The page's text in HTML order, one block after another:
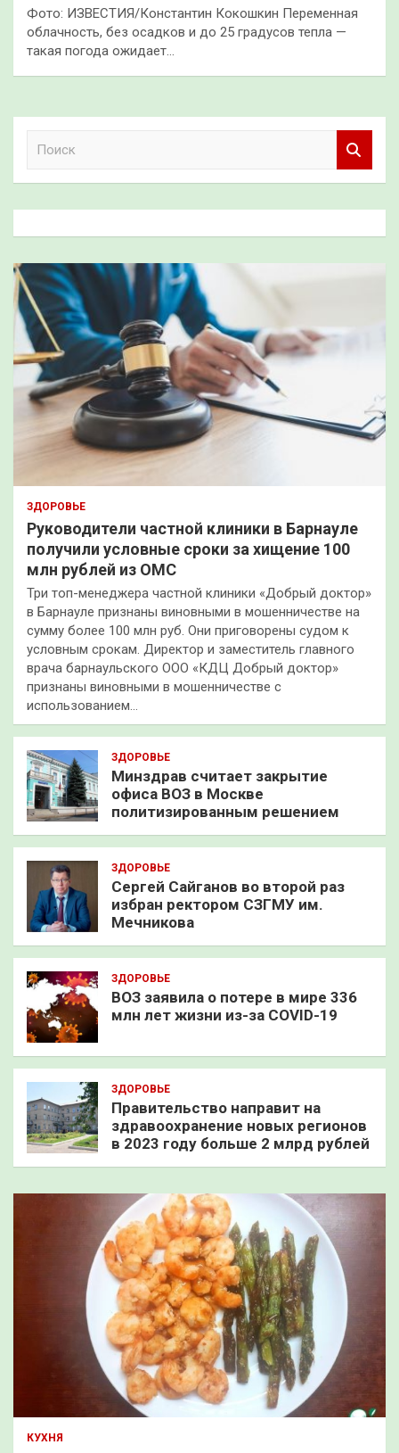
Фото: ИЗВЕСТИЯ/Константин Кокошкин Переменная
облачность, без осадков и до 25 градусов тепла —
такая погода ожидает…
к
ЗДОРОВЬЕ
Руководители частной клиники в Барнауле
получили условные сроки за хищение 100
млн рублей из ОМС
Три топ-менеджера частной клиники «Добрый доктор»
в Барнауле признаны виновными в мошенничестве на
сумму более 100 млн руб. Они приговорены судом к
условным срокам. Директор и заместитель главного
врача барнаульского ООО «КДЦ Добрый доктор»
признаны виновными в мошенничестве с
использованием…
ЗДОРОВЬЕ
Минздрав считает закрытие
офиса ВОЗ в Москве
политизированным решением
ЗДОРОВЬЕ
Сергей Сайганов во второй раз
избран ректором СЗГМУ им.
Мечникова
ЗДОРОВЬЕ
ВОЗ заявила о потере в мире 336
млн лет жизни из-за COVID-19
ЗДОРОВЬЕ
Правительство направит на
здравоохранение новых регионов
в 2023 году больше 2 млрд рублей
КУХНЯ